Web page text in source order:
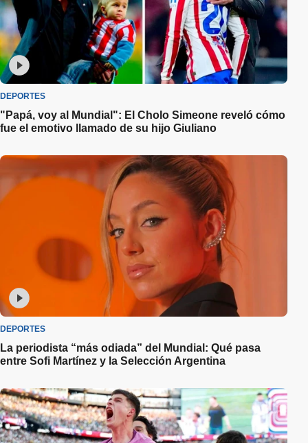
DEPORTES
"Papá, voy al Mundial": El Cholo Simeone reveló cómo
fue el emotivo llamado de su hijo Giuliano
DEPORTES
La periodista “más odiada” del Mundial: Qué pasa
entre Sofi Martínez y la Selección Argentina